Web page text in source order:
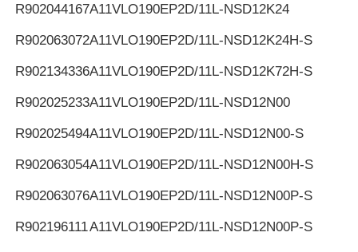
R902044167A11VLO190EP2D/11L-NSD12K24
R902063072A11VLO190EP2D/11L-NSD12K24H-S
R902134336A11VLO190EP2D/11L-NSD12K72H-S
R902025233A11VLO190EP2D/11L-NSD12N00
R902025494A11VLO190EP2D/11L-NSD12N00-S
R902063054A11VLO190EP2D/11L-NSD12N00H-S
R902063076A11VLO190EP2D/11L-NSD12N00P-S
R902196111A11VLO190EP2D/11L-NSD12N00P-S